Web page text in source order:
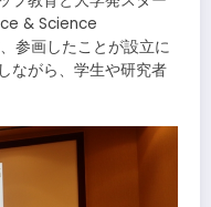
& Science
参画したことが設立に
ながら、学生や研究者